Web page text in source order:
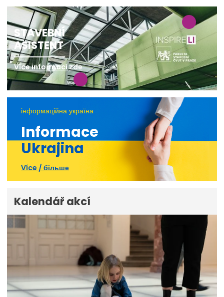
STAVEBNÍ
ASISTENT
Více informací zde
інформаційна україна
Informace
Ukrajina
Více / більше
Kalendář akcí